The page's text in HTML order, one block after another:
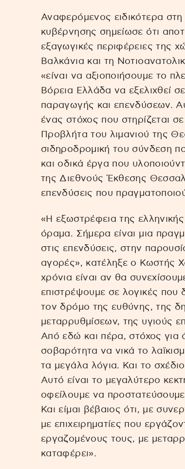
Αναφερόμενος ειδικότερα
κυβέρνησης σημείωσε ότι
εξαγωγικές περιφέρειες της
Βαλκάνια και τη
«είναι να αξιοποιήσουμε το
Βόρεια Ελλάδα να εξελιχθεί
παραγωγής και επενδύσεων.
ένας στόχος που στηρίζεται
Προβλήτα του λιμανιού της
σιδηροδρομική του σύνδεση
και οδικά έργα που
της Διεθνούς Έκθεσης
επενδύσεις που
«Η εξωστρέφεια της
όραμα. Σήμερα είναι μια
στις επενδύσεις, στην
αγορές», κατέληξε ο Κωστής
χρόνια είναι αν θα
επιστρέψουμε σε λογικές που
τον δρόμο της ευθύνης, της
μεταρρυθμίσεων, της υγιούς
Από εδώ και πέρα, στόχος για
σοβαρότητα να νικά το
τα μεγάλα λόγια. Και το
Αυτό είναι το μεγαλύτερο
οφείλουμε να
Και είμαι βέβαιος ότι, με
με επιχειρηματίες που
εργαζομένους τους, με
καταφέρει».